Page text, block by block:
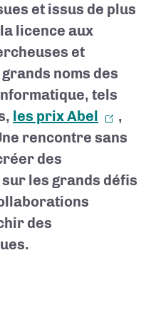
et issus de plus
licence aux
et
noms des
tels
les prix Abel
,
rencontre sans
des
les grands défis
des